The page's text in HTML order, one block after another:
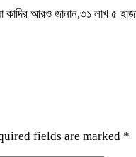
আরও জানান,৩১ লাখ ৫
fields are marked *